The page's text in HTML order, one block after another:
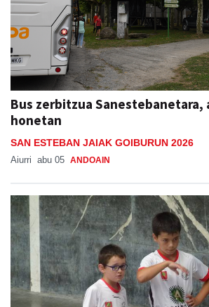
Bus zerbitzua Sanestebanetara,
honetan
SAN ESTEBAN JAIAK GOIBURUN 2026
Aiurri abu 05 ANDOAIN